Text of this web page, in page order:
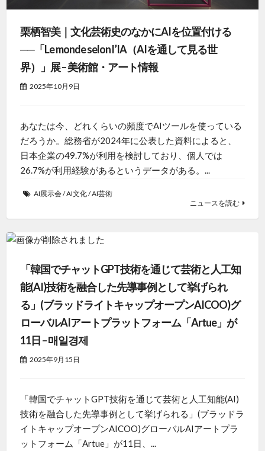
栗栖智美｜文化芸術史のなかにAIを位置付ける
──「Le monde selon l’IA（AIを通して見る世
界）」展 – 美術館・アート情報
2025年10月9日
あなたは今、どれくらいの頻度でAIツールを使っている
だろうか。総務省が2024年に公表した資料によると、
日本企業の49.7%が利用を検討しており、個人では
26.7%が利用経験があるというデータがある。...
AI展示会/AI文化/AI芸術
ニュースを読む
「韓国でチャットGPT技術を通じて芸術と人工知
能(AI)技術を融合した先導事例として挙げられ
る」(ブラッドライトキャップオープンAICOO)グ
ローバルAIアートプラットフォーム「Artue」が
11日 – 매일경제
2025年9月15日
「韓国でチャットGPT技術を通じて芸術と人工知能(AI)
技術を融合した先導事例として挙げられる」(ブラッドラ
イトキャップオープンAICOO)グローバルAIアートプラ
ットフォーム「Artue」が11日、...